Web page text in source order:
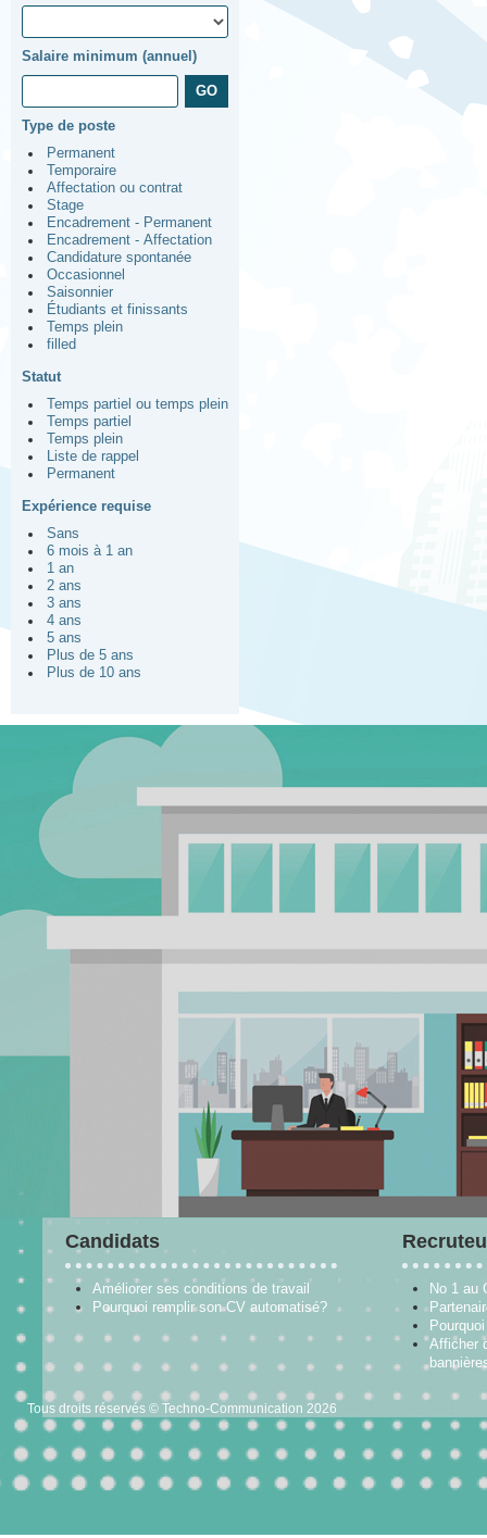
Salaire minimum (annuel)
Type de poste
Permanent
Temporaire
Affectation ou contrat
Stage
Encadrement - Permanent
Encadrement - Affectation
Candidature spontanée
Occasionnel
Saisonnier
Étudiants et finissants
Temps plein
filled
Statut
Temps partiel ou temps plein
Temps partiel
Temps plein
Liste de rappel
Permanent
Expérience requise
Sans
6 mois à 1 an
1 an
2 ans
3 ans
4 ans
5 ans
Plus de 5 ans
Plus de 10 ans
Candidats
Améliorer ses conditions de travail
Pourquoi remplir son CV automatisé?
No 1 au
Afficher
Tous droits réservés © Techno-Communication 2026